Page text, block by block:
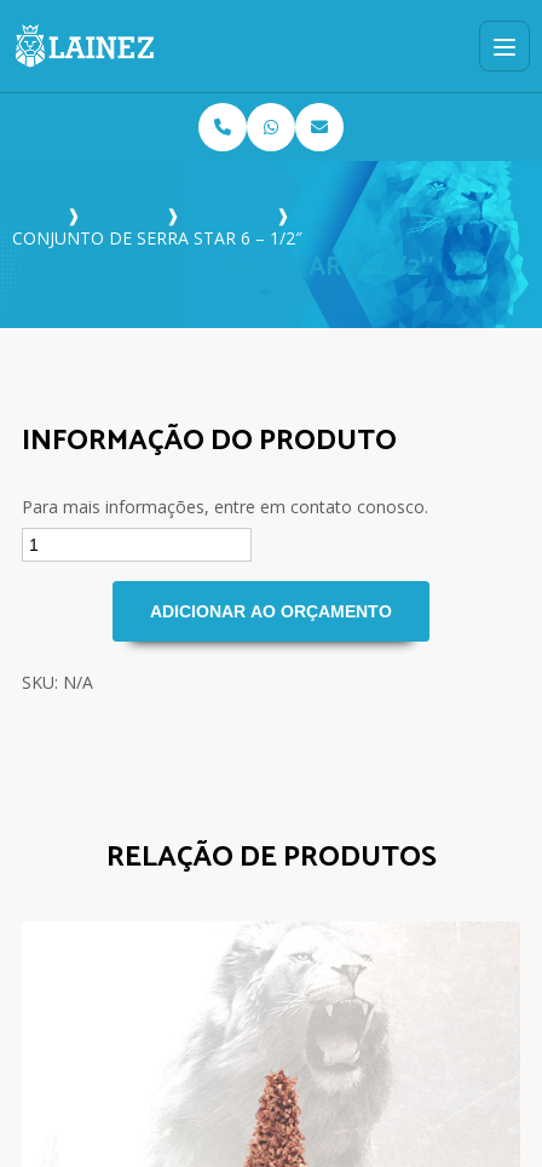
❱ ❱
❱
CONJUNTO DE SERRA STAR 6 – 1/2″
CONJUNTO DE SERRA STAR 6 – 1/2″
INFORMAÇÃO DO PRODUTO
Para mais informações, entre em contato conosco.
SKU: N/A
RELAÇÃO DE PRODUTOS